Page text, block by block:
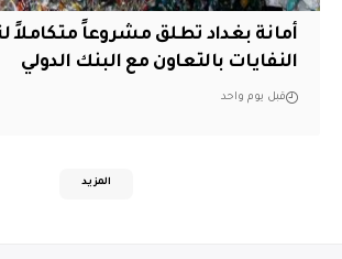
أمانة بغداد تطلق مشروعاً متكاملاً
النفايات بالتعاون مع البنك الدولي
قبل يوم واحد
المزيد